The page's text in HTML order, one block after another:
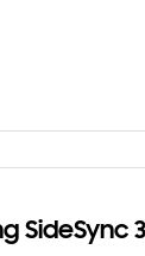
SideSync